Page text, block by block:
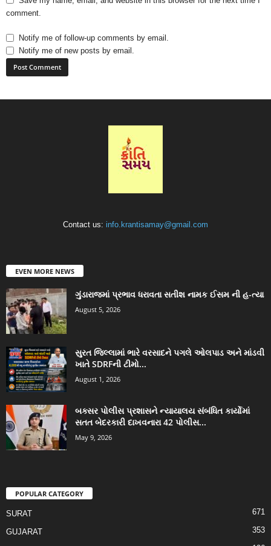
comment.
Notify me of follow-up comments by email.
Notify me of new posts by email.
Contact us: info.krantisamay@gmail.com
EVEN MORE NEWS
ગુંડારાજમાં પ્રભાવ ધરાવતા સતીશ નામક ઈસમ ની હ-ત્યા
August 5, 2026
સુરત જિલ્લામાં ભારે વરસાદને પગલે ઓલપાડ અને માંડવી
ખાતે SDRFની ટીમો...
August 1, 2026
બક્સર પોલીસ પ્રશાસને ન્યાયાલય સંબંધિત કાર્યોમાં
સતત બેદરકારી દાખવનારા 42 પોલીસ...
May 9, 2026
POPULAR CATEGORY
SURAT 671
GUJARAT 353